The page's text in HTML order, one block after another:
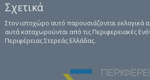
Σχετικά
Στον ιστοχώρο αυτό παρουσιάζονται εκλογικά
αυτά καταχωρούνται από τις Περιφερειακές
Περιφέρειας Στερεάς Ελλάδας.